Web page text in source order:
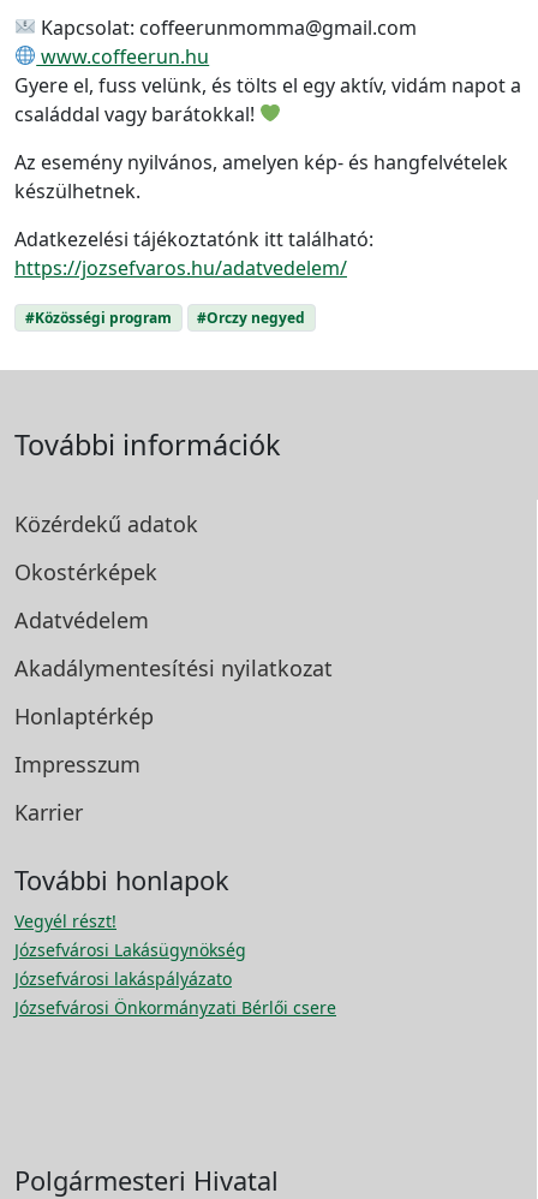
Kapcsolat: coffeerunmomma@gmail.com
www.coffeerun.hu
Gyere el, fuss velünk, és tölts el egy aktív, vidám napot a
családdal vagy barátokkal!
Az esemény nyilvános, amelyen kép- és hangfelvételek
készülhetnek.
Adatkezelési tájékoztatónk itt található:
https://jozsefvaros.hu/adatvedelem/
#Közösségi program #Orczy negyed
További információk
Közérdekű adatok
Okostérképek
Adatvédelem
Akadálymentesítési nyilatkozat
Honlaptérkép
Impresszum
Karrier
További honlapok
Vegyél részt!
Józsefvárosi Lakásügynökség
Józsefvárosi lakáspályázato
Józsefvárosi Önkormányzati Bérlői csere
Polgármesteri Hivatal